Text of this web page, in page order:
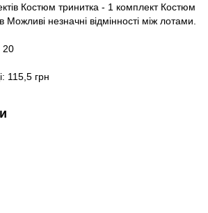
Костюм тринитка - 1 комплект Костюм
Можливі незначні відмінності між лотами.
20
115,5 грн